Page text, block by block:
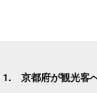
京都府が観光客